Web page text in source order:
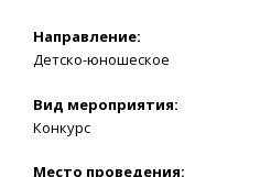
Направление:
Детско-юношеское
Вид мероприятия:
Конкурс
Место проведения: